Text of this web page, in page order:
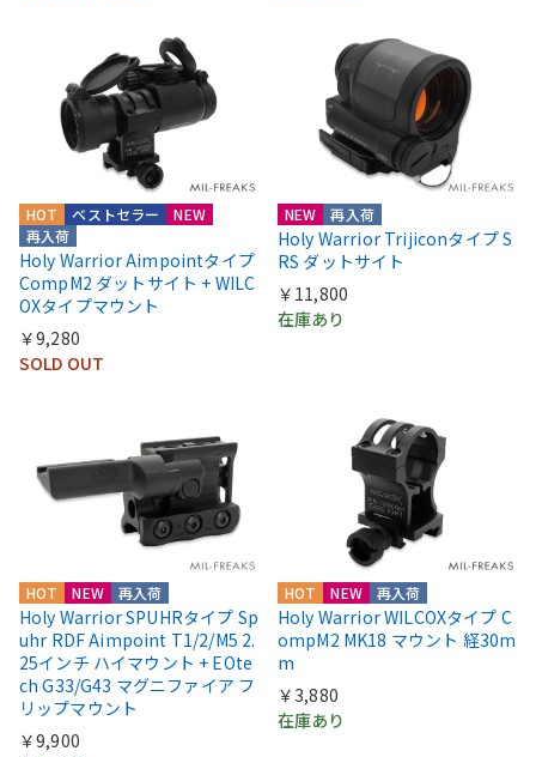
HOT
NEW
再入荷
ベストセラー
Holy Warrior Aimpointタイプ
CompM2 ダットサイト + WILC
OXタイプマウント
￥9,280
SOLD OUT
NEW 再入荷
Holy Warrior Trijiconタイプ S
RS ダットサイト
￥11,800
在庫あり
HOT NEW 再入荷
Holy Warrior SPUHRタイプ Sp
uhr RDF Aimpoint T1/2/M5 2.
25インチ ハイマウント + EOte
ch G33/G43 マグニファイア フ
リップマウント
￥9,900
HOT NEW 再入荷
Holy Warrior WILCOXタイプ C
ompM2 MK18 マウント 経30m
m
￥3,880
在庫あり